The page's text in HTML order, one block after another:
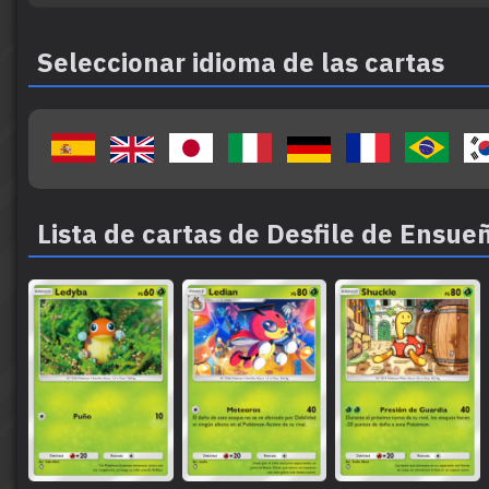
Seleccionar idioma de las cartas
Lista de cartas de Desfile de